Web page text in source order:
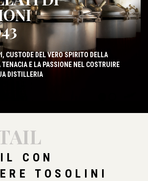
CUSTODE DEL VERO SPIRITO DELLA
TENACIA E LA PASSIONE NEL COSTRUIRE
DISTILLERIA
CON
TOSOLINI